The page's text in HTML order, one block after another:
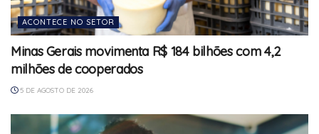
ACONTECE NO SETOR
Minas Gerais movimenta R$ 184 bilhões com 4,2
milhões de cooperados
5 DE AGOSTO DE 2026